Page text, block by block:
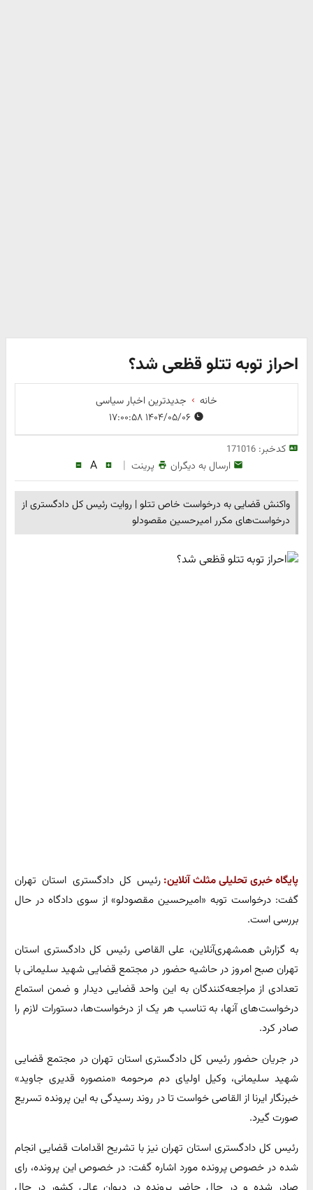
احراز توبه تتلو قظعی شد؟
خانه
جدیدترین اخبار سیاسی
کدخبر:171016
ارسال به دیگران پرینت |
A
واکنش قضایی به درخواست خاص تتلو | روایت رئیس کل دادگستری از
درخواست‌های مکرر امیرحسین مقصودلو
پایگاه خبری تحلیلی مثلث آنلاین: رئیس کل دادگستری استان تهران
گفت: درخواست توبه «امیرحسین مقصودلو» از سوی دادگاه در حال
بررسی است.
به گزارش همشهری‌آنلاین، علی القاصی رئیس کل دادگستری استان
تهران صبح امروز در حاشیه حضور در مجتمع قضایی شهید سلیمانی با
تعدادی از مراجعه‌کنندگان به این واحد قضایی دیدار و ضمن استماع
درخواست‌های آنها، به تناسب هر یک از درخواست‌ها، دستورات لازم را
صادر کرد.
در جریان حضور رئیس کل دادگستری استان تهران در مجتمع قضایی
شهید سلیمانی، وکیل اولیای دم مرحومه «منصوره قدیری جاوید»
خبرنگار ایرنا از القاصی خواست تا در روند رسیدگی به این پرونده تسریع
صورت گیرد.
رئیس کل دادگستری استان تهران نیز با تشریح اقدامات قضایی انجام
شده در خصوص پرونده مورد اشاره گفت: در خصوص این پرونده، رای